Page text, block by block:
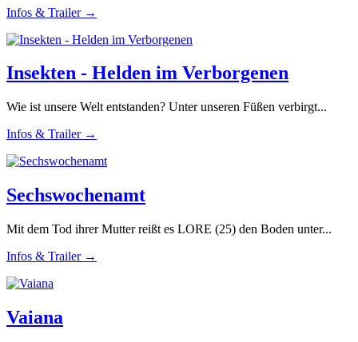
Infos & Trailer →
Insekten - Helden im Verborgenen
Wie ist unsere Welt entstanden? Unter unseren Füßen verbirgt...
Infos & Trailer →
Sechswochenamt
Mit dem Tod ihrer Mutter reißt es LORE (25) den Boden unter...
Infos & Trailer →
Vaiana